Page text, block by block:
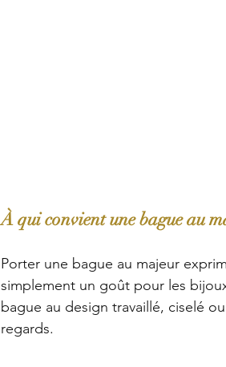
À qui convient une bague au
Porter une bague au majeur
simplement un goût pour les
bague au design travaillé, ciselé
regards.